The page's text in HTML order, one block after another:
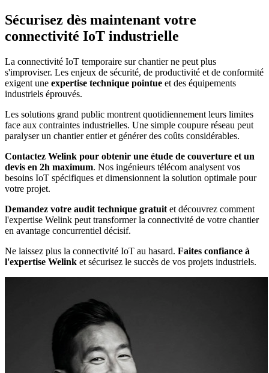
Sécurisez dès maintenant votre
connectivité IoT industrielle
La connectivité IoT temporaire sur chantier ne peut plus
s'improviser. Les enjeux de sécurité, de productivité et de conformité
exigent une expertise technique pointue et des équipements
industriels éprouvés.
Les solutions grand public montrent quotidiennement leurs limites
face aux contraintes industrielles. Une simple coupure réseau peut
paralyser un chantier entier et générer des coûts considérables.
Contactez Welink pour obtenir une étude de couverture et un
devis en 2h maximum. Nos ingénieurs télécom analysent vos
besoins IoT spécifiques et dimensionnent la solution optimale pour
votre projet.
Demandez votre audit technique gratuit et découvrez comment
l'expertise Welink peut transformer la connectivité de votre chantier
en avantage concurrentiel décisif.
Ne laissez plus la connectivité IoT au hasard. Faites confiance à
l'expertise Welink et sécurisez le succès de vos projets industriels.